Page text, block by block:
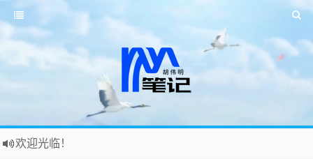
欢迎光临！